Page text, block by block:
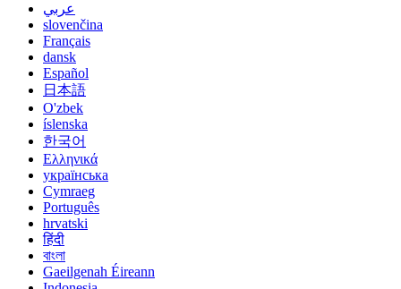
عربي
slovenčina
Français
dansk
Español
日本語
O'zbek
íslenska
한국어
Ελληνικά
українська
Cymraeg
Português
hrvatski
हिंदी
বাংলা
Gaeilgenah Éireann